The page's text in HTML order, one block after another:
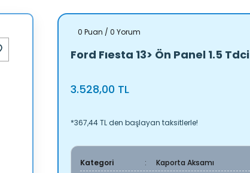
0 Puan / 0 Yorum
Ford Fıesta 13> Ön Panel 1.5 Tdci
3.528,00 TL
*367,44 TL den başlayan taksitlerle!
Kategori
Kaporta Aksamı